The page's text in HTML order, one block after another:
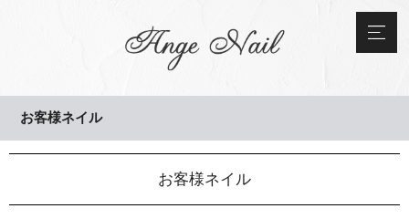
お客様ネイル
お客様ネイル